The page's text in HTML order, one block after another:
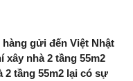
gửi đến Việt Nhật
nhà 2 tầng 55m2
2 tầng 55m2 lại có sự